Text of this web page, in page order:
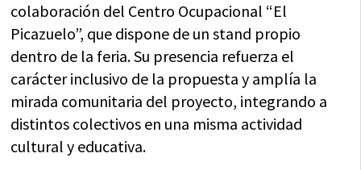
colaboración del Centro Ocupacional “El
Picazuelo”, que dispone de un stand propio
dentro de la feria. Su presencia refuerza el
carácter inclusivo de la propuesta y amplía la
mirada comunitaria del proyecto, integrando a
distintos colectivos en una misma actividad
cultural y educativa.